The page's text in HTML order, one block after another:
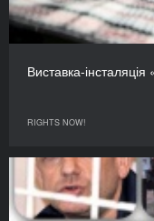
Виставка-інсталяція
RIGHTS NOW!